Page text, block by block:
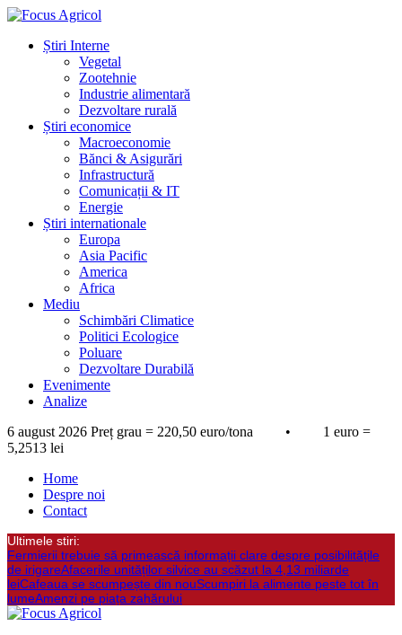
Știri Interne
Vegetal
Zootehnie
Industrie alimentară
Dezvoltare rurală
Știri economice
Macroeconomie
Bănci & Asigurări
Infrastructură
Comunicații & IT
Energie
Știri internationale
Europa
Asia Pacific
America
Africa
Mediu
Schimbări Climatice
Politici Ecologice
Poluare
Dezvoltare Durabilă
Evenimente
Analize
6 august 2026 Preț grau = 220,50 euro/tona • 1 euro =
5,2513 lei
Home
Despre noi
Contact
Ultimele stiri:
Fermierii trebuie să primească informații clare despre posibilitățile
de irigareAfacerile unităților silvice au scăzut la 4,13 miliarde
leiCafeaua se scumpește din nouScumpiri la alimente peste tot în
lumeAmenzi pe piața zahărului